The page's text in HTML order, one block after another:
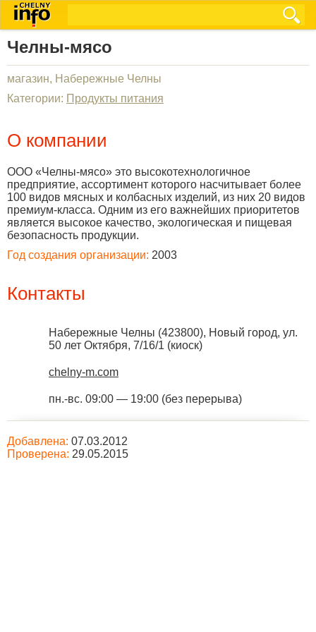
Челны-мясо
магазин, Набережные Челны
Категории: Продукты питания
О компании
ООО «Челны-мясо» это высокотехнологичное
предприятие, ассортимент которого насчитывает более
100 видов мясных и колбасных изделий, из них 20 видов
премиум-класса. Одним из его важнейших приоритетов
является высокое качество, экологическая и пищевая
безопасность продукции.
Год создания организации: 2003
Контакты
Набережные Челны (423800), Новый город, ул.
50 лет Октября, 7/16/1 (киоск)
chelny-m.com
пн.-вс. 09:00 — 19:00 (без перерыва)
Добавлена: 07.03.2012
Проверена: 29.05.2015